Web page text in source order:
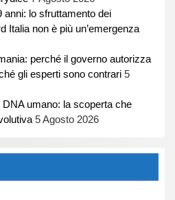
anni: lo sfruttamento dei
Italia non è più un’emergenza
perché il governo autorizza
gli esperti sono contrari 5
umano: la scoperta che
5 Agosto 2026